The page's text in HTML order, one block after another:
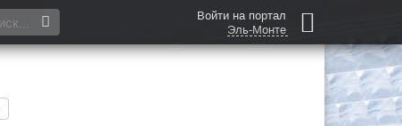
Войти на портал
Эль-Монте